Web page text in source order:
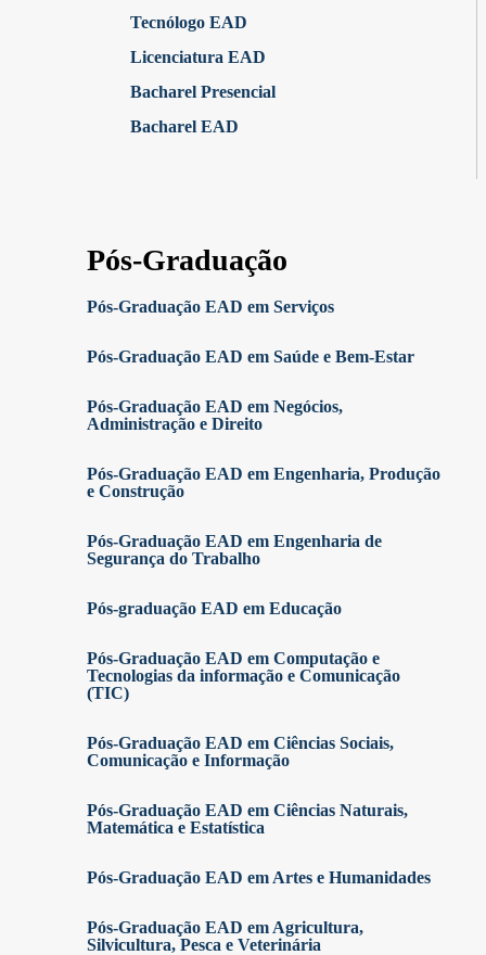
Tecnólogo EAD
Licenciatura EAD
Bacharel Presencial
Bacharel EAD
Pós-Graduação
Pós-Graduação EAD em Serviços
Pós-Graduação EAD em Saúde e Bem-Estar
Pós-Graduação EAD em Negócios,
Administração e Direito
Pós-Graduação EAD em Engenharia, Produção
e Construção
Pós-Graduação EAD em Engenharia de
Segurança do Trabalho
Pós-graduação EAD em Educação
Pós-Graduação EAD em Computação e
Tecnologias da informação e Comunicação
(TIC)
Pós-Graduação EAD em Ciências Sociais,
Comunicação e Informação
Pós-Graduação EAD em Ciências Naturais,
Matemática e Estatística
Pós-Graduação EAD em Artes e Humanidades
Pós-Graduação EAD em Agricultura,
Silvicultura, Pesca e Veterinária